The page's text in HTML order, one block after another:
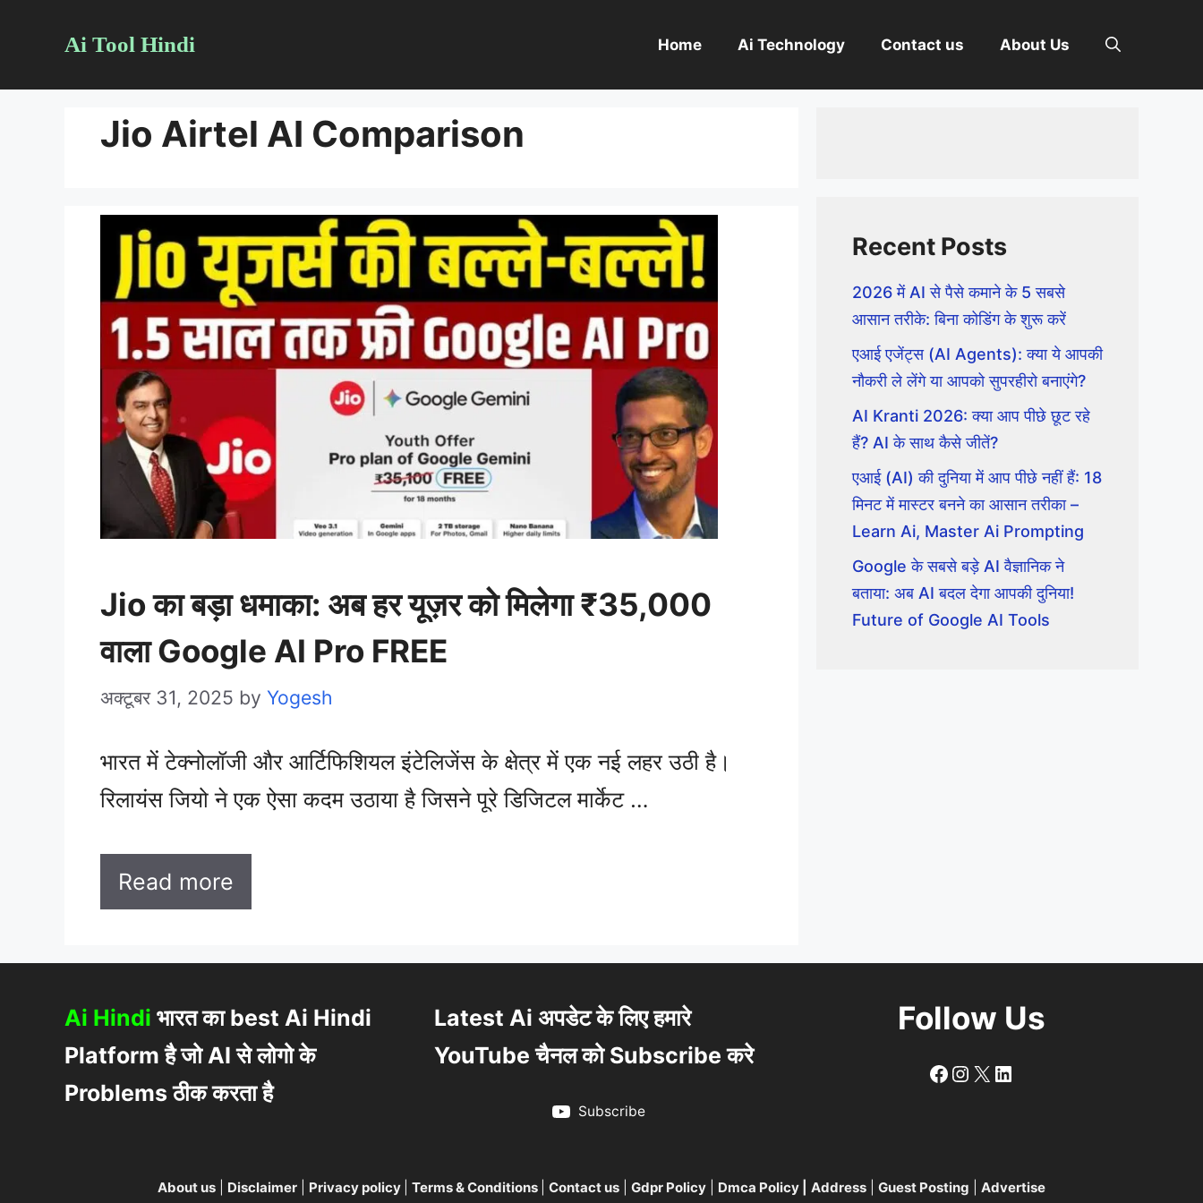
content
Ai Tool Hindi Home Ai Technology Contact us About Us
Jio Airtel AI Comparison
Jio का बड़ा धमाका: अब हर यूज़र को मिलेगा ₹35,000
वाला Google AI Pro FREE
अक्टूबर 31, 2025 by Yogesh
भारत में टेक्नोलॉजी और आर्टिफिशियल इंटेलिजेंस के क्षेत्र में एक नई लहर उठी है।
रिलायंस जियो ने एक ऐसा कदम उठाया है जिसने पूरे डिजिटल मार्केट …
Read more
Recent Posts
2026 में AI से पैसे कमाने के 5 सबसे
आसान तरीके: बिना कोडिंग के शुरू करें
एआई एजेंट्स (AI Agents): क्या ये आपकी
नौकरी ले लेंगे या आपको सुपरहीरो बनाएंगे?
AI Kranti 2026: क्या आप पीछे छूट रहे
हैं? AI के साथ कैसे जीतें?
एआई (AI) की दुनिया में आप पीछे नहीं हैं: 18
मिनट में मास्टर बनने का आसान तरीका –
Learn Ai, Master Ai Prompting
Google के सबसे बड़े AI वैज्ञानिक ने
बताया: अब AI बदल देगा आपकी दुनिया!
Future of Google AI Tools
Ai Hindi भारत का best Ai Hindi
Platform है जो AI से लोगो के
Problems ठीक करता है
Latest Ai अपडेट के लिए हमारे
YouTube चैनल को Subscribe करे
Subscribe
Follow Us
Follow
Follow
X LinkedIn
About us Disclaimer Privacy policy Terms & Conditions Contact us Gdpr Policy Dmca Policy Address Guest Posting Advertise